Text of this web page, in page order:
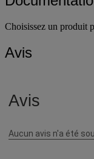
Choisissez un produit
Avis